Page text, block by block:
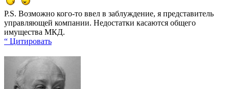
P.S. Возможно кого-то ввел в заблуждение, я представитель
управляющей компании. Недостатки касаются общего
имущества МКД.
“ Цитировать